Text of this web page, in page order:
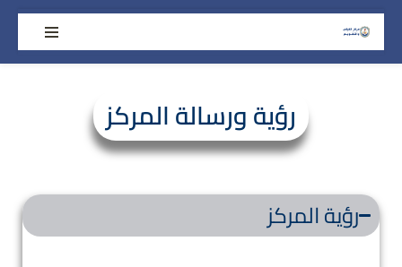
تخطى
رؤية ورسالة المركز
رؤية المركز